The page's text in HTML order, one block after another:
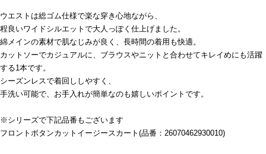
ウエストは総ゴム仕様で楽な穿き心地ながら、
程良いワイドシルエットで大人っぽく仕上げました。
綿メインの素材で肌なじみが良く、長時間の着用も快適。
カットソーでカジュアルに、ブラウスやニットと合わせてキレイめにも活躍
する1本です。
シーズンレスで着回ししやすく、
手洗い可能で、お手入れが簡単なのも嬉しいポイントです。
※シリーズで下記品番もございます
フロントボタンカットイージースカート(品番：26070462930010)